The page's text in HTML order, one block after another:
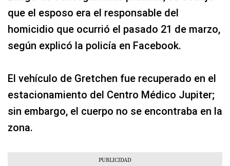
que el esposo era el responsable del
homicidio que ocurrió el pasado 21 de marzo,
según explicó la policía en Facebook.
El vehículo de Gretchen fue recuperado en el
estacionamiento del Centro Médico Jupiter;
sin embargo, el cuerpo no se encontraba en la
zona.